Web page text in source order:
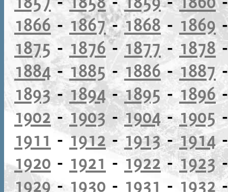
1866 - 1867-1868 - 1869
1875 - 1876- 1877-1878
1884-1885 - 1886-1887
1893-1894-1895 -1896
1902 -1903-1904-1905
1911 -1912-1913-1914
1920 - 1921 - 1922-1923
1929- 1930 - 1931 - 1932